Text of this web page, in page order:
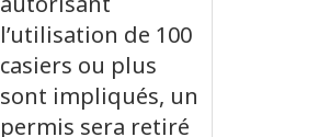
l’utilisation de 100
casiers ou plus
sont impliqués, un
permis sera retiré